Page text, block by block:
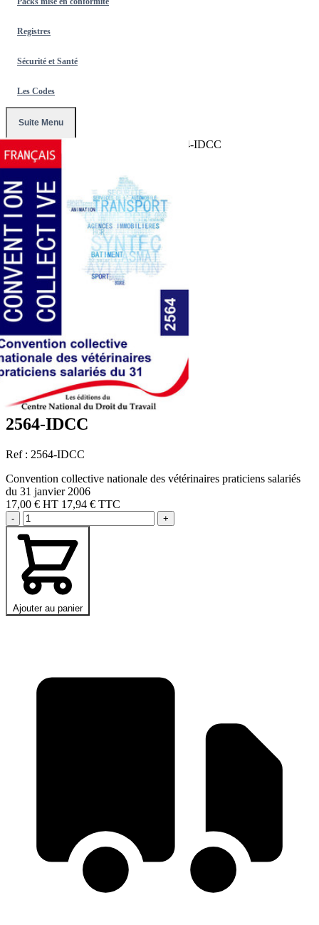
Registres
Sécurité et Santé
Les Codes
Suite Menu
Conventions Collectives 2564-IDCC
2564-IDCC
Ref : 2564-IDCC
Convention collective nationale des vétérinaires praticiens salariés
du 31 janvier 2006
17,00 € HT 17,94 € TTC
- +
Ajouter au panier